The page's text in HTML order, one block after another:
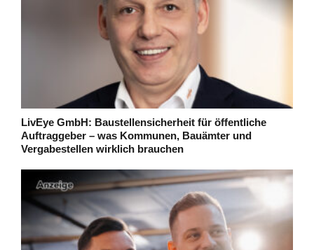
LivEye GmbH: Baustellensicherheit für öffentliche
Auftraggeber – was Kommunen, Bauämter und
Vergabestellen wirklich brauchen